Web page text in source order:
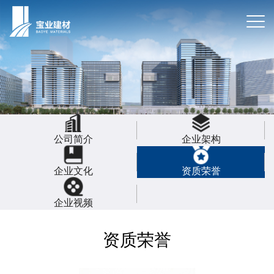
公司简介 企业架构
企业文化 资质荣誉
企业视频
资质荣誉